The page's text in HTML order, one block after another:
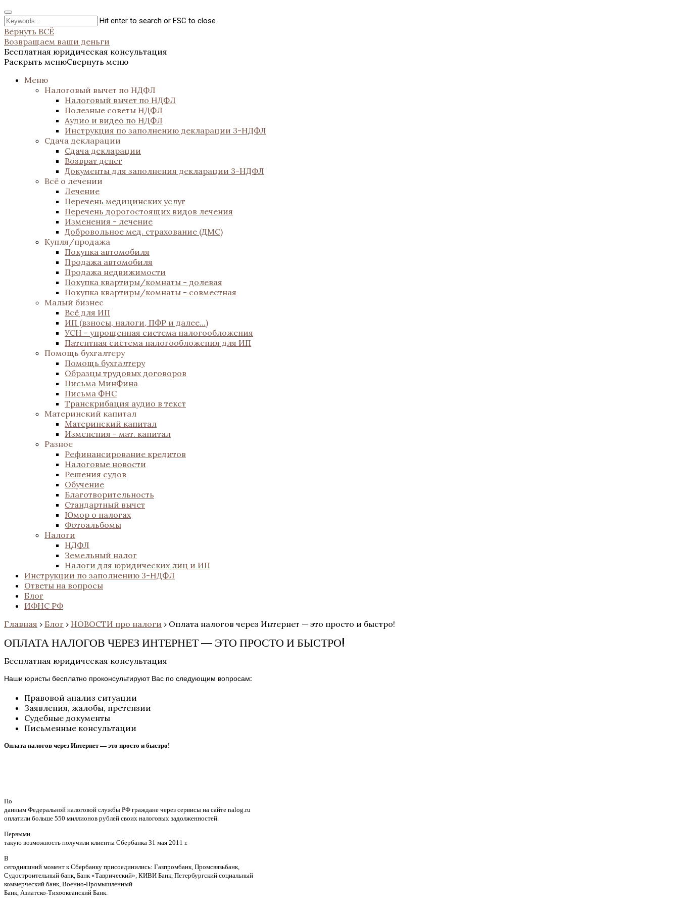
Hit enter to search or ESC to close
Вернуть ВСЁ
Возвращаем ваши деньги
Бесплатная юридическая консультация
Раскрыть менюСвернуть меню
Меню
Налоговый вычет по НДФЛ
Налоговый вычет по НДФЛ
Полезные советы НДФЛ
Аудио и видео по НДФЛ
Инструкция по заполнению декларации 3-НДФЛ
Сдача декларации
Сдача декларации
Возврат денег
Документы для заполнения декларации 3-НДФЛ
Всё о лечении
Лечение
Перечень медицинских услуг
Перечень дорогостоящих видов лечения
Изменения - лечение
Добровольное мед. страхование (ДМС)
Купля/продажа
Покупка автомобиля
Продажа автомобиля
Продажа недвижимости
Покупка квартиры/комнаты - долевая
Покупка квартиры/комнаты - совместная
Малый бизнес
Всё для ИП
ИП (взносы, налоги, ПФР и далее...)
УСН - упрощенная система налогообложения
Патентная система налогообложения для ИП
Помощь бухгалтеру
Помощь бухгалтеру
Образцы трудовых договоров
Письма МинФина
Письма ФНС
Транскрибация аудио в текст
Материнский капитал
Материнский капитал
Изменения - мат. капитал
Разное
Рефинансирование кредитов
Налоговые новости
Решения судов
Обучение
Благотворительность
Стандартный вычет
Юмор о налогах
Фотоальбомы
Налоги
НДФЛ
Земельный налог
Налоги для юридических лиц и ИП
Инструкции по заполнению 3-НДФЛ
Ответы на вопросы
Блог
ИФНС РФ
Главная › Блог › НОВОСТИ про налоги › Оплата налогов через Интернет — это просто и быстро!
ОПЛАТА НАЛОГОВ ЧЕРЕЗ ИНТЕРНЕТ — ЭТО ПРОСТО И БЫСТРО!
Бесплатная юридическая консультация
Наши юристы бесплатно проконсультируют Вас по следующим вопросам:
Правовой анализ ситуации
Заявления, жалобы, претензии
Судебные документы
Письменные консультации
Оплата налогов через Интернет — это просто и быстро!
По
данным Федеральной налоговой службы РФ граждане через сервисы на сайте nalog.ru
оплатили больше 550 миллионов рублей своих налоговых задолженностей.
Первыми
такую возможность получили клиенты Сбербанка 31 мая 2011 г.
В
сегодняшний момент к Сбербанку присоединились: Газпромбанк, Промсвязьбанк,
Судостроительный банк, Банк «Таврический», КИВИ Банк, Петербургский социальный
коммерческий банк, Военно-Промышленный
Банк, Азиатско-Тихоокеанский Банк.